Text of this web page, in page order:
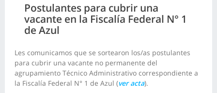
Postulantes para cubrir una
vacante en la Fiscalía Federal N° 1
de Azul
Les comunicamos que se sortearon los/as postulantes
para cubrir una vacante no permanente del
agrupamiento Técnico Administrativo correspondiente a
la Fiscalía Federal N° 1 de Azul (ver acta).